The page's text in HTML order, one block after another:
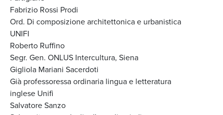
Fabrizio Rossi Prodi
Ord. Di composizione architettonica e urbanistica
UNIFI
Roberto Ruffino
Segr. Gen. ONLUS Intercultura, Siena
Gigliola Mariani Sacerdoti
Già professoressa ordinaria lingua e letteratura
inglese Unifi
Salvatore Sanzo